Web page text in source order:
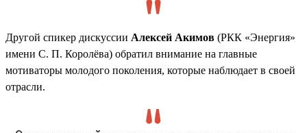
Другой спикер дискуссии Алексей Акимов (РКК «Энергия»
имени С. П. Королёва) обратил внимание на главные
мотиваторы молодого поколения, которые наблюдает в своей
отрасли.